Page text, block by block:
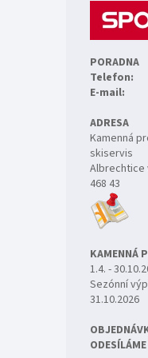
PORADNA
Telefon:
E-mail:
ADRESA
Kamenná
skiservis
Albrechtice
468 43
KAMENNÁ
1.4. -
Sezónní
31.10.2026